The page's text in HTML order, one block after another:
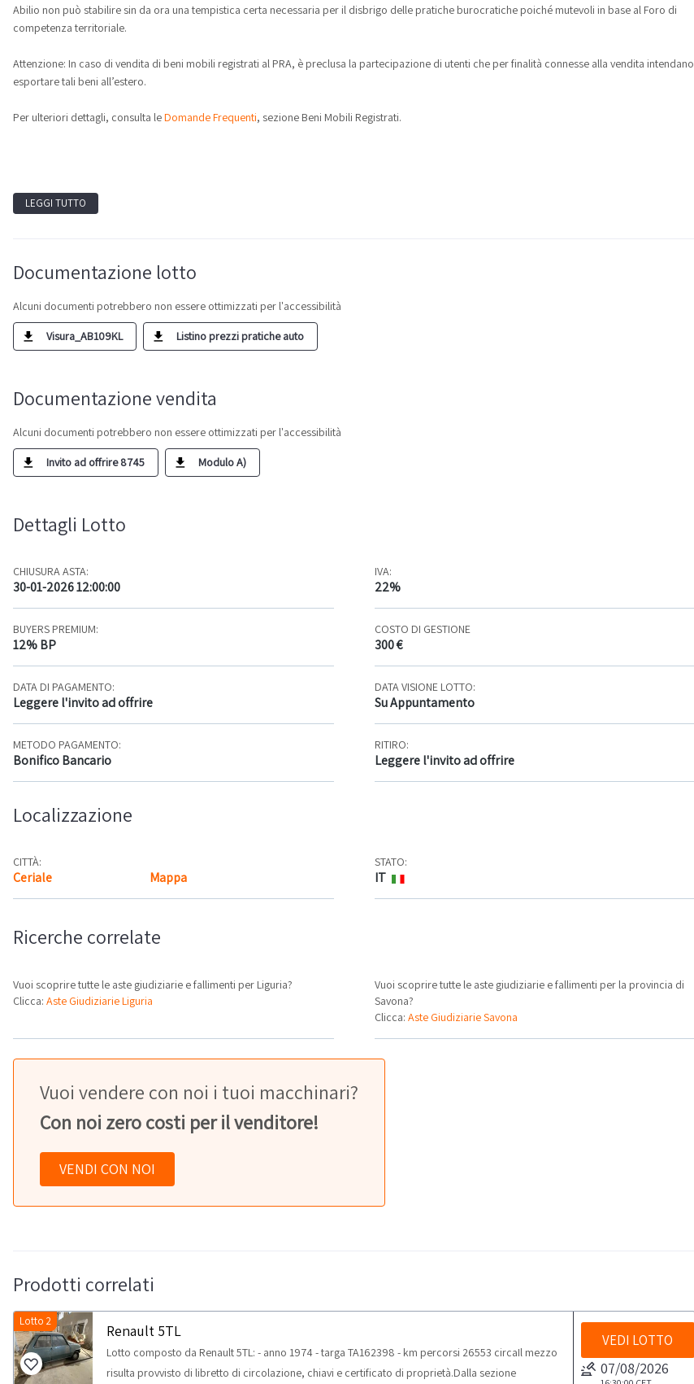
Abilio non può stabilire sin da ora una tempistica certa necessaria per il disbrigo delle pratiche burocratiche poiché mutevoli in base al Foro di
competenza territoriale.
Attenzione: In caso di vendita di beni mobili registrati al PRA, è preclusa la partecipazione di utenti che per finalità connesse alla vendita intendano
esportare tali beni all’estero.
Per ulteriori dettagli, consulta leDomande Frequenti, sezione Beni Mobili Registrati.
LEGGI TUTTO
Documentazione lotto
Alcuni documenti potrebbero non essere ottimizzati per l'accessibilità
Visura_AB109KL Listino prezzi pratiche auto
Documentazione vendita
Alcuni documenti potrebbero non essere ottimizzati per l'accessibilità
Invito ad offrire 8745 Modulo A)
Dettagli Lotto
CHIUSURA ASTA:
30-01-2026 12:00:00
IVA:
22%
BUYERS PREMIUM:
12% BP
COSTO DI GESTIONE
300 €
DATA DI PAGAMENTO:
Leggere l'invito ad offrire
DATA VISIONE LOTTO:
Su Appuntamento
METODO PAGAMENTO:
Bonifico Bancario
RITIRO:
Leggere l'invito ad offrire
Localizzazione
CITTÀ:
Ceriale Mappa
STATO:
IT
Ricerche correlate
Vuoi scoprire tutte le aste giudiziarie e fallimenti per Liguria?
Clicca: Aste Giudiziarie Liguria
Vuoi scoprire tutte le aste giudiziarie e fallimenti per la provincia di
Savona?
Clicca:Aste Giudiziarie Savona
Vuoi vendere con noi i tuoi macchinari?
Con noi zero costi per il venditore!
VENDI CON NOI
Prodotti correlati
Lotto 2
Renault 5TL
Lotto composto da Renault 5TL: - anno 1974 - targa TA162398 - km percorsi 26553 circaIl mezzo
risulta provvisto di libretto di circolazione, chiavi e certificato di proprietà.Dalla sezione
VEDI LOTTO
07/08/2026